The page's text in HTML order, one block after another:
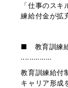
「仕事のス
練給付金が拡
■ 教育訓練
‥‥‥………
教育訓練給付
キャリア形成